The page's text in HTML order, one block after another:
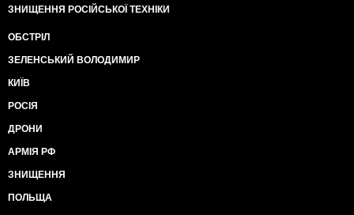
ЗНИЩЕННЯ РОСІЙСЬКОЇ ТЕХНІКИ
ОБСТРІЛ
ЗЕЛЕНСЬКИЙ ВОЛОДИМИР
КИЇВ
РОСІЯ
ДРОНИ
АРМІЯ РФ
ЗНИЩЕННЯ
ПОЛЬЩА